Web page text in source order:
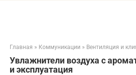
Главная » Коммуникации » Вентиляция и
Увлажнители воздуха с
и эксплуатация